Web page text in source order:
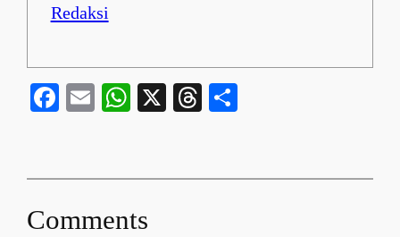
Redaksi
Facebook
EmailWhatsApp
X Threads
Comments